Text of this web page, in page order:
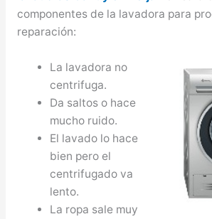
componentes de la lavadora para
reparación:
La lavadora no
centrifuga.
Da saltos o hace
mucho ruido.
El lavado lo hace
bien pero el
centrifugado va
lento.
La ropa sale muy